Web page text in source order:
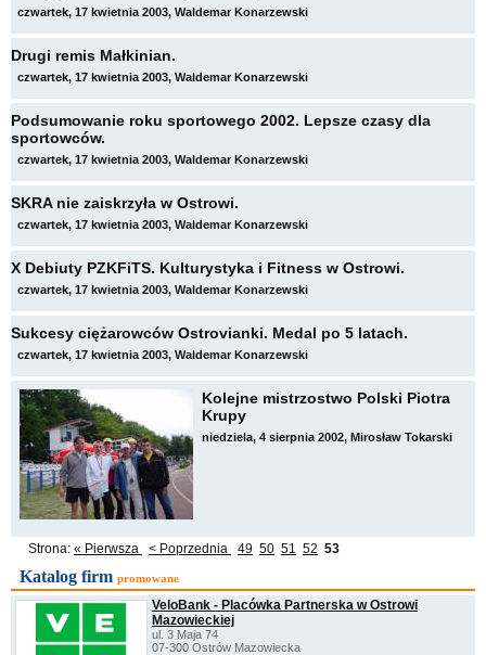
czwartek, 17 kwietnia 2003, Waldemar Konarzewski
Drugi remis Małkinian.
czwartek, 17 kwietnia 2003, Waldemar Konarzewski
Podsumowanie roku sportowego 2002. Lepsze czasy dla
sportowców.
czwartek, 17 kwietnia 2003, Waldemar Konarzewski
SKRA nie zaiskrzyła w Ostrowi.
czwartek, 17 kwietnia 2003, Waldemar Konarzewski
X Debiuty PZKFiTS. Kulturystyka i Fitness w Ostrowi.
czwartek, 17 kwietnia 2003, Waldemar Konarzewski
Sukcesy ciężarowców Ostrovianki. Medal po 5 latach.
czwartek, 17 kwietnia 2003, Waldemar Konarzewski
Kolejne mistrzostwo Polski Piotra
Krupy
niedziela, 4 sierpnia 2002, Mirosław Tokarski
Strona: « Pierwsza < Poprzednia 49 50 51 52 53
Katalog firm promowane
VeloBank - Placówka Partnerska w Ostrowi
Mazowieckiej
ul. 3 Maja 74
07-300 Ostrów Mazowiecka